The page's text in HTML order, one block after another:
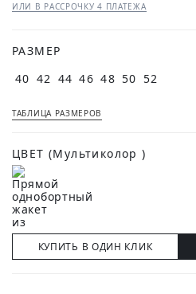
ИЛИ В РАССРОЧКУ 4 ПЛАТЕЖА
РАЗМЕР
40 42 44 46 48 50 52
ТАБЛИЦА РАЗМЕРОВ
ЦВЕТ (Мультиколор )
КУПИТЬ В ОДИН КЛИК